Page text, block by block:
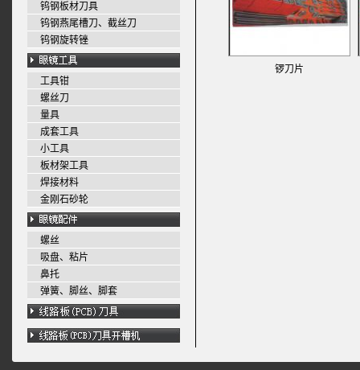
钨钢板材刀具
钨钢燕尾槽刀、截丝刀
钨钢旋转锉
工具钳
螺丝刀
量具
成套工具
小工具
板材架工具
焊接材料
金刚石砂轮
螺丝
吸盘、粘片
鼻托
弹簧、脚丝、脚套
锣刀片